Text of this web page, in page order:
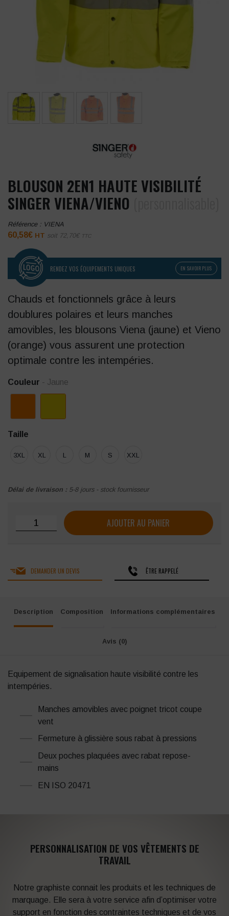
BLOUSON 2EN1 HAUTE VISIBILITÉ
SINGER VIENA/VIENO
Référence : VIENA
60,58€ HT soit 72,70€ TTC
RENDEZ VOS ÉQUIPEMENTS UNIQUES EN SAVOIR PLUS
Chauds et fonctionnels grâce à leurs
doublures polaires et leurs manches
amovibles, les blousons Viena (jaune) et Vieno
(orange) vous assurent une protection
optimale contre les intempéries.
Couleur - Jaune
Taille
3XL XL L M S XXL
Délai de livraison : 5-8 jours - stock fournisseur
quantité de Blouson 2en1 haute visibilité Singer Viena/Vieno
AJOUTER AU PANIER
DEMANDER UN DEVIS ÊTRE RAPPELÉ
Description Composition Informations complémentaires
Avis (0)
Equipement de signalisation haute visibilité contre les
intempéries.
Manches amovibles avec poignet tricot coupe
vent
Fermeture à glissière sous rabat à pressions
Deux poches plaquées avec rabat repose-
mains
EN ISO 20471
PERSONNALISATION DE VOS VÊTEMENTS DE
TRAVAIL
Notre graphiste connait les produits et les techniques de
marquage. Elle sera à votre service afin d’optimiser votre
support en fonction des contraintes techniques et de vos